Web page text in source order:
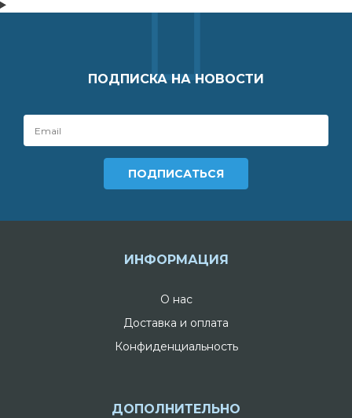
ПОДПИСКА НА НОВОСТИ
ИНФОРМАЦИЯ
О нас
Доставка и оплата
Конфиденциальность
ДОПОЛНИТЕЛЬНО